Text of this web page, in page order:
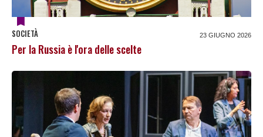
SOCIETÀ 23 GIUGNO 2026
Per la Russia è l'ora delle scelte